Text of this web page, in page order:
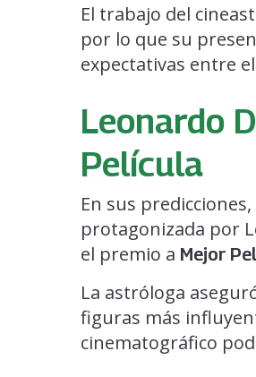
El trabajo del
por lo que su
expectativas entre
Leonardo
Película
En sus predicciones,
protagonizada por
el premio a Mejor
La astróloga
figuras más
cinematográfico